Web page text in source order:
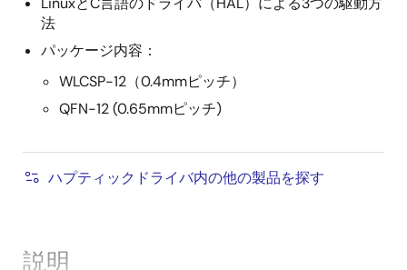
法
パッケージ内容：
WLCSP-12（0.4mmピッチ）
QFN-12 (0.65mmピッチ)
ハプティックドライバ内の他の製品を探す
説明